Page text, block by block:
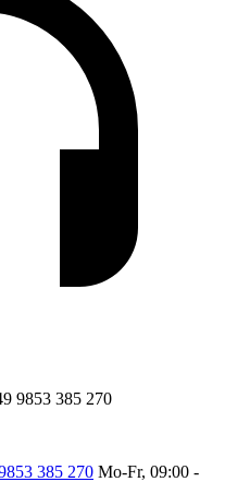
9853 385 270
385 270 Mo-Fr, 09:00 -